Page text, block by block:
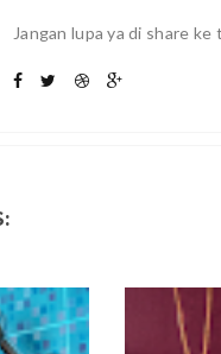
Jangan lupa ya di share